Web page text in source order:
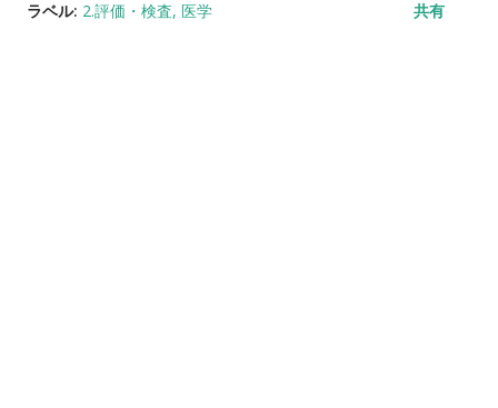
ラベル: 2.評価・検査 医学 共有